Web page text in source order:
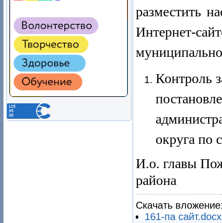
разместить
Интернет-
Контроль
округа по
И.о. главы
района
Скачать
161-па